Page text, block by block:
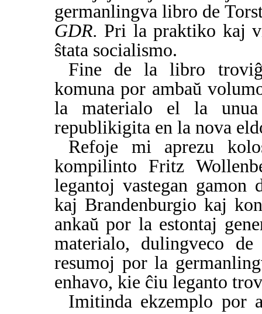
germanlingva libro de
GDR. Pri la praktiko kaj
ŝtata socialismo.
Fine de la libro
komuna por ambaŭ
la materialo el la unua
republikigita en la nova
Refoje mi aprezu
kompilinto Fritz
legantoj vastegan gamon
kaj Brandenburgio kaj
ankaŭ por la estontaj
materialo, dulingveco
resumoj por la
enhavo, kie ĉiu leganto
Imitinda ekzemplo por